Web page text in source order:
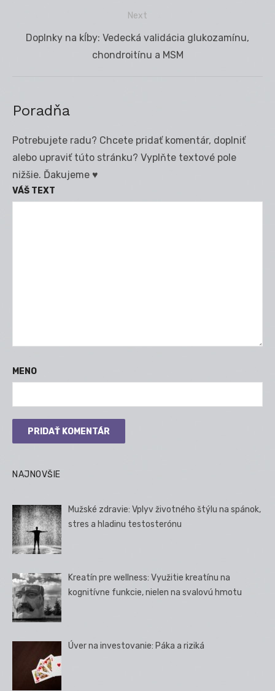
Next
Next
Doplnky na kĺby: Vedecká validácia glukozamínu,
chondroitínu a MSM
Poradňa
Potrebujete radu? Chcete pridať komentár, doplniť
alebo upraviť túto stránku? Vyplňte textové pole
nižšie. Ďakujeme ♥
VÁŠ TEXT
MENO
NAJNOVŠIE
Mužské zdravie: Vplyv životného štýlu na spánok,
stres a hladinu testosterónu
Kreatín pre wellness: Využitie kreatínu na
kognitívne funkcie, nielen na svalovú hmotu
Úver na investovanie: Páka a riziká